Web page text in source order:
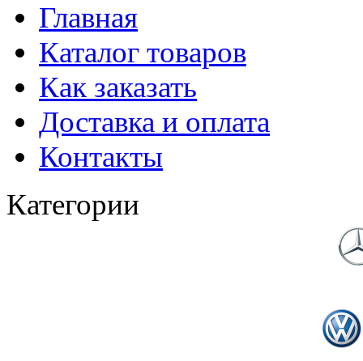
Главная
Каталог товаров
Как заказать
Доставка и оплата
Контакты
Категории